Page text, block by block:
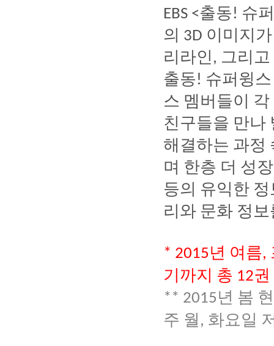
EBS <출동! 슈
의 3D 이미지가
리라인 , 그리고
출동! 슈퍼윙스
스 멤버들이 각
친구들을 만나
해결하는 과정
며 한층 더 성
등의 유익한
리와 문화 정
* 2015년 여름,
기까지 총 12권
** 2015년 봄
주 월 , 화요일